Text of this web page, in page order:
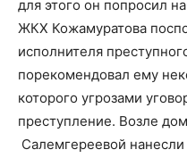
для этого он попросил
ЖКХ Кожамуратова
исполнителя
порекомендовал ему
которого угрозами
преступление. Возле
Салемгереевой